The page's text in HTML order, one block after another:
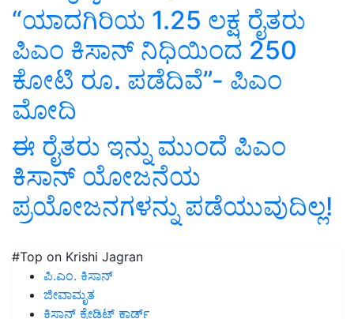
“ಯಾದಗಿರಿಯ 1.25 ಲಕ್ಷ ರೈತರು
ಪಿಎಂ ಕಿಸಾನ್ ನಿಧಿಯಿಂದ 250
ಕೋಟಿ ರೂ. ಪಡೆದಿವೆ”- ಪಿಎಂ
ಮೋದಿ
ಈ ರೈತರು ಇನ್ನು ಮುಂದೆ ಪಿಎಂ
ಕಿಸಾನ್ ಯೋಜನೆಯ
ಪ್ರಯೋಜನಗಳನ್ನು ಪಡೆಯುವುದಿಲ್ಲ!
#Top on Krishi Jagran
ಪಿ.ಎಂ. ಕಿಸಾನ್
ಜೀವಾಮೃತ
ಕಿಸಾನ್ ಕ್ರೇಡಿಟ್ ಕಾರ್ಡ್